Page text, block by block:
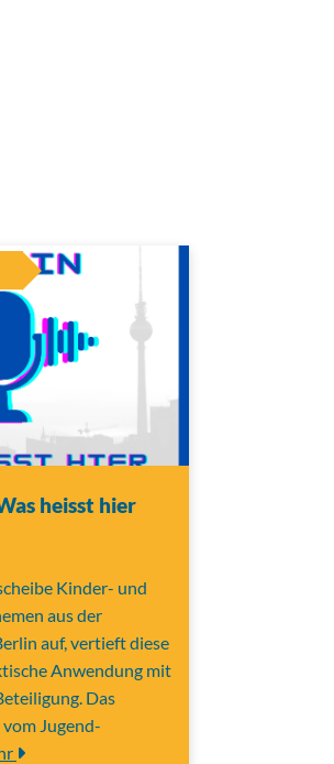
heisst hier
Kinder- und
aus der
auf, vertieft diese
Anwendung mit
Das
Jugend-